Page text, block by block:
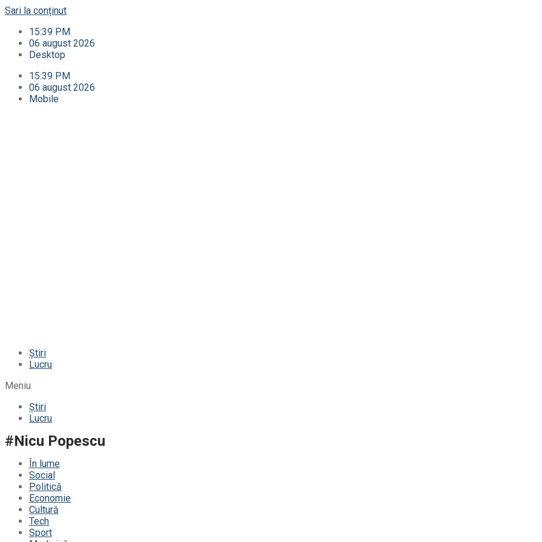
Sari la conținut
15:39 PM
06 august 2026
Desktop
15:39 PM
06 august 2026
Mobile
Știri
Lucru
Meniu
Știri
Lucru
#Nicu Popescu
În lume
Social
Politică
Economie
Cultură
Tech
Sport